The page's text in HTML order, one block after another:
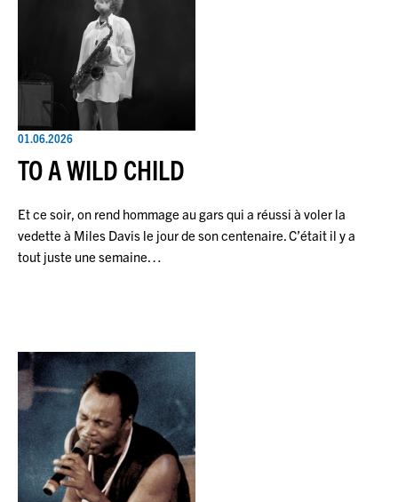
01.06.2026
TO A WILD CHILD
Et ce soir, on rend hommage au gars qui a réussi à voler la
vedette à Miles Davis le jour de son centenaire. C’était il y a
tout juste une semaine…